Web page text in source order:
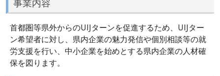
事業内容
首都圏等県外からのUIJターンを促進するため、UIJター
ン希望者に対し、県内企業の魅力発信や個別相談等の就
労支援を行い、中小企業を始めとする県内企業の人材確
保を図ります。